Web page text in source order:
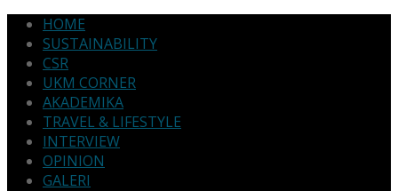
HOME
SUSTAINABILITY
CSR
UKM CORNER
AKADEMIKA
TRAVEL & LIFESTYLE
INTERVIEW
OPINION
GALERI